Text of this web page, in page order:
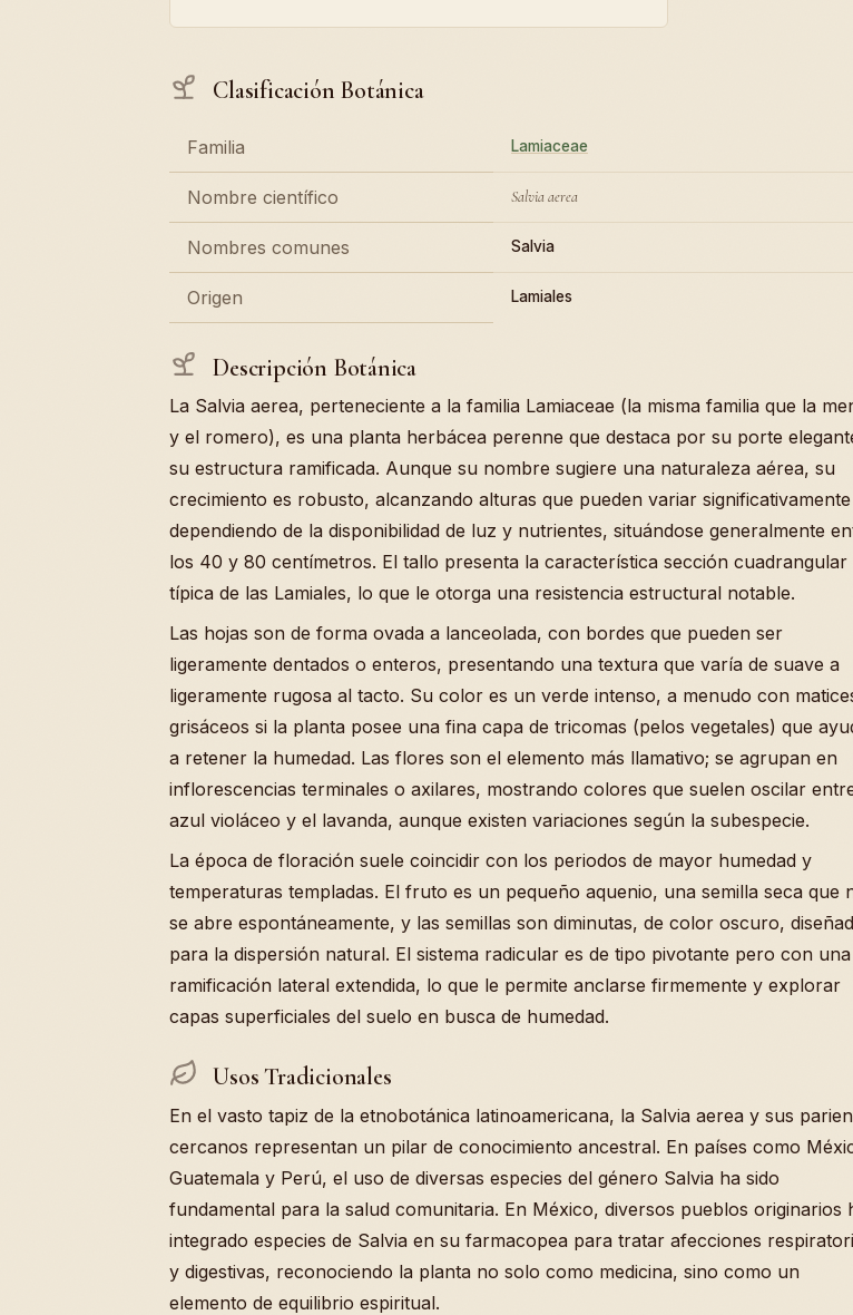
Clasificación Botánica
Familia Lamiaceae
Nombre científico Salvia aerea
Nombres comunes Salvia
Origen Lamiales
Descripción Botánica
La Salvia aerea, perteneciente a la familia Lamiaceae (la misma familia que la
y el romero), es una planta herbácea perenne que destaca por su porte
su estructura ramificada. Aunque su nombre sugiere una naturaleza aérea, su
crecimiento es robusto, alcanzando alturas que pueden variar significativamente
dependiendo de la disponibilidad de luz y nutrientes, situándose generalmente
los 40 y 80 centímetros. El tallo presenta la característica sección cuadrangular
típica de las Lamiales, lo que le otorga una resistencia estructural notable.
Las hojas son de forma ovada a lanceolada, con bordes que pueden ser
ligeramente dentados o enteros, presentando una textura que varía de suave a
ligeramente rugosa al tacto. Su color es un verde intenso, a menudo con
grisáceos si la planta posee una fina capa de tricomas (pelos vegetales) que
a retener la humedad. Las flores son el elemento más llamativo; se agrupan en
inflorescencias terminales o axilares, mostrando colores que suelen oscilar
azul violáceo y el lavanda, aunque existen variaciones según la subespecie.
La época de floración suele coincidir con los periodos de mayor humedad y
temperaturas templadas. El fruto es un pequeño aquenio, una semilla seca que
se abre espontáneamente, y las semillas son diminutas, de color oscuro,
para la dispersión natural. El sistema radicular es de tipo pivotante pero con una
ramificación lateral extendida, lo que le permite anclarse firmemente y explorar
capas superficiales del suelo en busca de humedad.
Usos Tradicionales
En el vasto tapiz de la etnobotánica latinoamericana, la Salvia aerea y sus
cercanos representan un pilar de conocimiento ancestral. En países como
Guatemala y Perú, el uso de diversas especies del género Salvia ha sido
fundamental para la salud comunitaria. En México, diversos pueblos originarios
integrado especies de Salvia en su farmacopea para tratar afecciones
y digestivas, reconociendo la planta no solo como medicina, sino como un
elemento de equilibrio espiritual.